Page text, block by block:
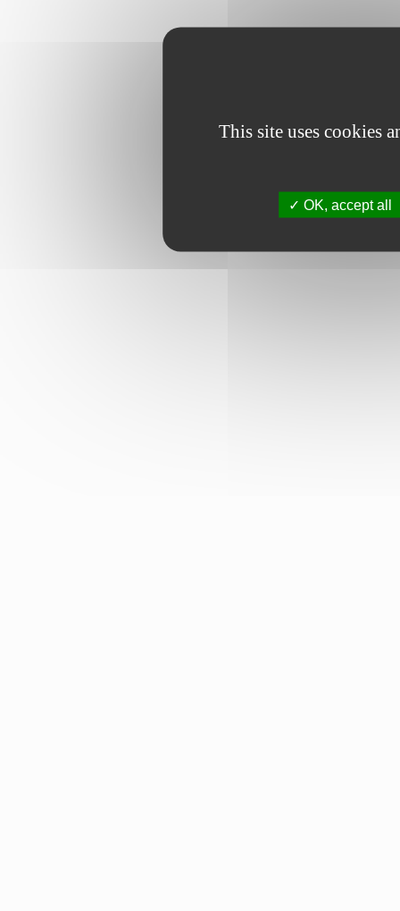
This site uses cookies
OK, accept all